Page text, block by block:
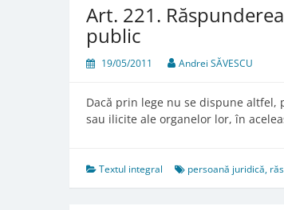
Art. 221.
public
19/05/2011 Andrei SĂVESCU
Dacă prin lege nu se dispune
sau ilicite ale organelor lor, în
Textul integral persoană juridică,